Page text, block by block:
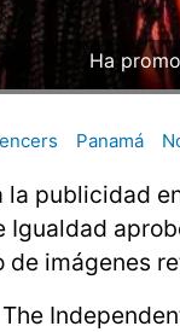
Ha
Panamá
publicidad
Igualdad
imágenes